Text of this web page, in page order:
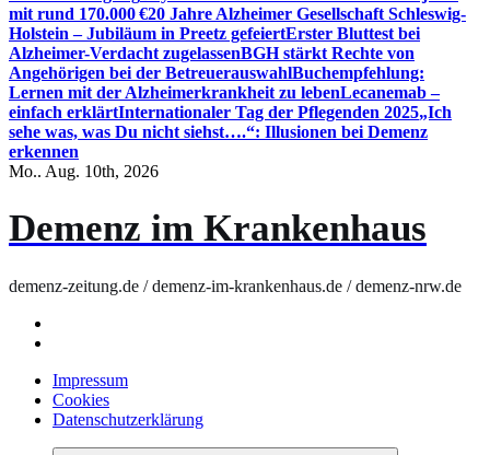
mit rund 170.000 €20 Jahre Alzheimer Gesellschaft Schleswig-
Holstein – Jubiläum in Preetz gefeiertErster Bluttest bei
Alzheimer-Verdacht zugelassenBGH stärkt Rechte von
Angehörigen bei der BetreuerauswahlBuchempfehlung:
Lernen mit der Alzheimerkrankheit zu lebenLecanemab –
einfach erklärtInternationaler Tag der Pflegenden 2025„Ich
sehe was, was Du nicht siehst….“: Illusionen bei Demenz
erkennen
Mo.. Aug. 10th, 2026
Demenz im Krankenhaus
demenz-zeitung.de / demenz-im-krankenhaus.de / demenz-nrw.de
Impressum
Cookies
Datenschutzerklärung